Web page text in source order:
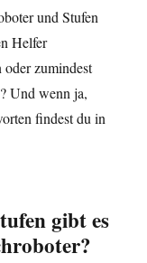
und Stufen
Helfer
zumindest
Und wenn ja,
findest du in
gibt es